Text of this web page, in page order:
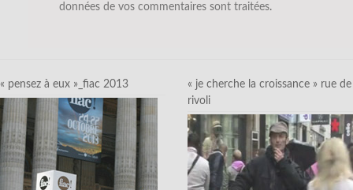
données de vos commentaires sont traitées.
« pensez à eux »_fiac 2013
« je cherche la croissance » rue de
rivoli